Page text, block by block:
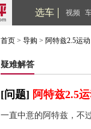
选车 视频
首页 > 导购 > 阿特兹2.5运
疑难解答
[问题] 阿特兹2.5
一直中意的阿特兹，不